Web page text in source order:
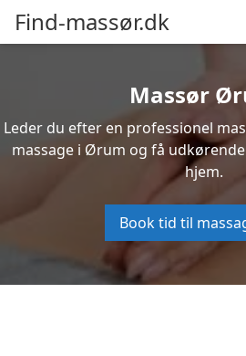
Find-massør.dk
Massør
Leder du efter en professionel
massage i Ørum og få
hjem.
Book tid til